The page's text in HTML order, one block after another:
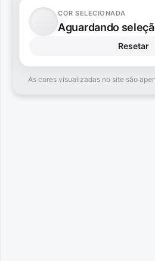
COR SELECIONADA
Aguardando
Resetar
As cores visualizadas no site são